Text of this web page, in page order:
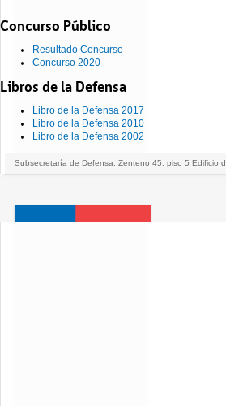
Concurso Público
Resultado Concurso
Concurso 2020
Libros de la Defensa
Libro de la Defensa 2017
Libro de la Defensa 2010
Libro de la Defensa 2002
Subsecretaría de Defensa. Zenteno 45, piso 5 Edificio